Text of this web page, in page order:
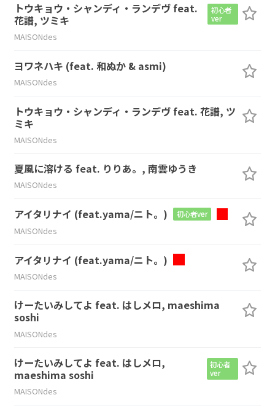
トウキョウ・シャンディ・ランデヴ feat.
花譜, ツミキ
初心者
ver
MAISONdes
ヨワネハキ (feat. 和ぬか & asmi)
MAISONdes
トウキョウ・シャンディ・ランデヴ feat. 花譜, ツ
ミキ
MAISONdes
夏風に溶ける feat. りりあ。, 南雲ゆうき
MAISONdes
アイタリナイ (feat.yama/ニト。) 初心者ver
MAISONdes
アイタリナイ (feat.yama/ニト。)
MAISONdes
けーたいみしてよ feat. はしメロ, maeshima
soshi
MAISONdes
けーたいみしてよ feat. はしメロ,
maeshima soshi
初心者
ver
MAISONdes